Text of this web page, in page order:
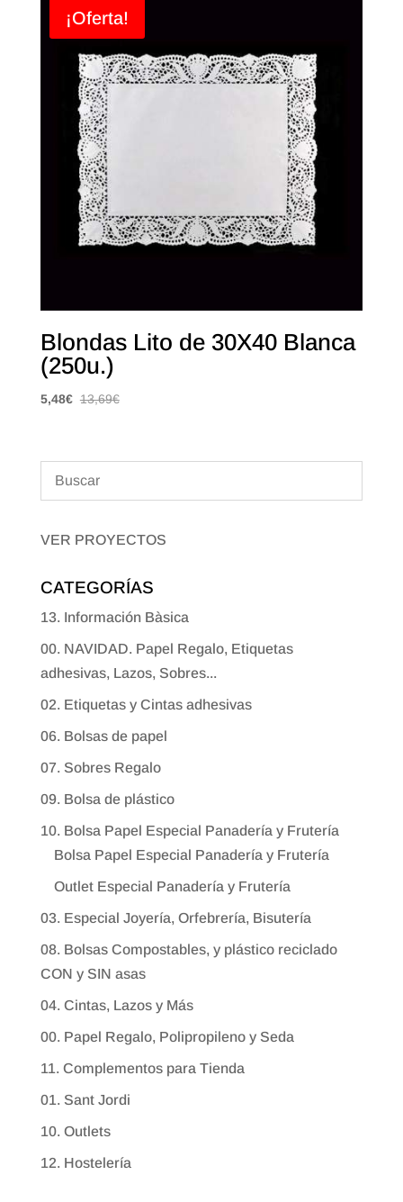
¡Oferta!
Blondas Lito de 30X40 Blanca
(250u.)
5,48€ 13,69€
VER PROYECTOS
CATEGORÍAS
13. Información Bàsica
00. NAVIDAD. Papel Regalo, Etiquetas
adhesivas, Lazos, Sobres...
02. Etiquetas y Cintas adhesivas
06. Bolsas de papel
07. Sobres Regalo
09. Bolsa de plástico
10. Bolsa Papel Especial Panadería y Frutería
Bolsa Papel Especial Panadería y Frutería
Outlet Especial Panadería y Frutería
03. Especial Joyería, Orfebrería, Bisutería
08. Bolsas Compostables, y plástico reciclado
CON y SIN asas
04. Cintas, Lazos y Más
00. Papel Regalo, Polipropileno y Seda
11. Complementos para Tienda
01. Sant Jordi
10. Outlets
12. Hostelería